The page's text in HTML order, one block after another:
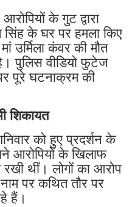
के गुट द्वारा
सिंह के घर पर हमला किए
उर्मिला कंवर की मौत
पुलिस वीडियो फुटेज
पूरे घटनाक्रम की
शिकायत
को हुए प्रदर्शन के
आरोपियों के खिलाफ
थीं। लोगों का आरोप
पर कथित तौर पर
हैं।